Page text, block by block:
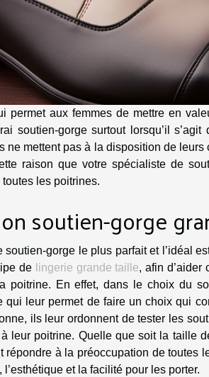
permet aux femmes de mettre en
soutien-gorge surtout lorsqu’il
ne mettent pas à la disposition de
raison que votre spécialiste de
les poitrines.
soutien-gorge
gorge le plus parfait et l’idéal
de lingerie grande taille, afin d’aider
En effet, dans le choix du
qui leur permet de faire un choix qui
ils leur ordonnent de tester les
leur poitrine. Quelle que soit la taille
à la préoccupation de toutes
et la facilité pour les porter.